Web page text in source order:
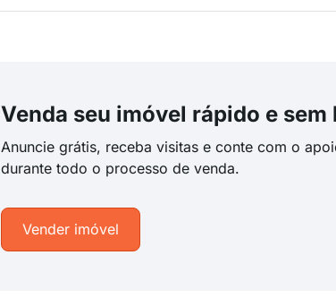
Venda seu imóvel rápido e
Anuncie grátis, receba visitas e conte com o
durante todo o processo de venda.
Vender imóvel